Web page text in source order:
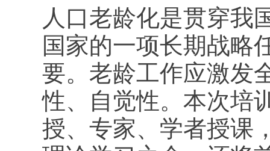
人口老龄化是贯穿我
国家的一项长期战略
要。老龄工作应激发
性、自觉性。本次培
授、专家、学者授课